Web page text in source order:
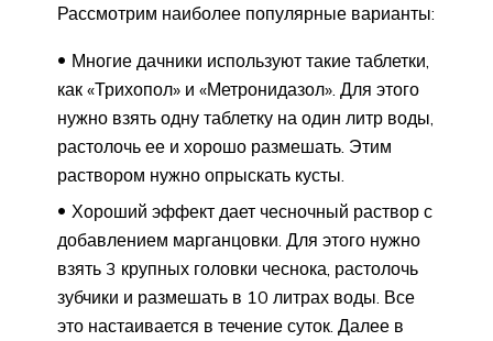
Рассмотрим наиболее популярные варианты:
Многие дачники используют такие таблетки,
как «Трихопол» и «Метронидазол». Для этого
нужно взять одну таблетку на один литр воды,
растолочь ее и хорошо размешать. Этим
раствором нужно опрыскать кусты.
Хороший эффект дает чесночный раствор с
добавлением марганцовки. Для этого нужно
взять 3 крупных головки чеснока, растолочь
зубчики и размешать в 10 литрах воды. Все
это настаивается в течение суток. Далее в